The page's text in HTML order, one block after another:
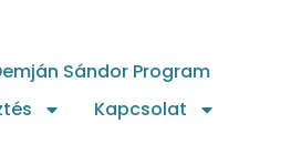
Sándor Program
Kapcsolat